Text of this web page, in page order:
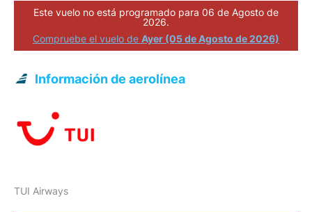
Este vuelo no está programado para 06 de Agosto de
2026.
Compruebe el vuelo de Ayer (05 de Agosto de 2026)
Información de aerolínea
TUI Airways